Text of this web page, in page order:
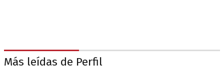
Más leídas de Perfil